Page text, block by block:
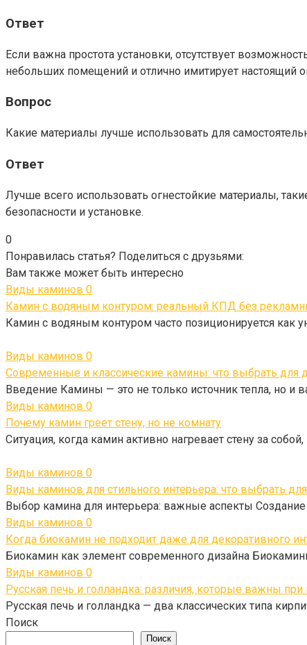
Ответ
Если важна простота установки, отсутствует
небольших помещений и отлично имитирует настоящий
Вопрос
Какие материалы лучше использовать для
Ответ
Лучше всего использовать огнестойкие материалы,
безопасности и установке.
0
Понравилась статья? Поделиться с друзьями:
Вам также может быть интересно
Виды каминов 0
Камин с водяным контуром: реальный КПД без
Камин с водяным контуром часто позиционируется как
Виды каминов 0
Современные и классические камины: что выбрать для
Введение Камины — это не только источник тепла, но
Виды каминов 0
Почему камин греет стену, но не комнату
Ситуация, когда камин активно нагревает стену за
Виды каминов 0
Виды каминов для стильного интерьера: что выбрать
Выбор камина для интерьера: важные аспекты
Виды каминов 0
Когда биокамин не подходит даже для декоративного
Биокамин как элемент современного дизайна
Виды каминов 0
Русская печь и голландка: различия, которые важны
Русская печь и голландка — два классических типа
Поиск
Поиск